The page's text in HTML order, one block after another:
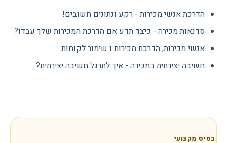
הדרכת אנשי מכירות - רקע ונתונים חשובים!
סדנאות מכירה - כיצד תדע אם הדרכת המכירות שלך עבדו?
אנשי מכירות, הדרכת מכירות ו שימור לקוחות.
חשיבה יצירתית במכירה - איך לתרגל חשיבה יצירתית?
בסיס מקצועי